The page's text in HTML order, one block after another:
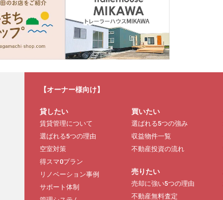
【オーナー様向け】
貸したい
賃貸管理について
選ばれる5つの理由
空室対策
得スマ0プラン
リノベーション事例
サポート体制
買いたい
選ばれる5つの強み
収益物件一覧
不動産投資の流れ
売りたい
売却に強い5つの理由
不動産無料査定